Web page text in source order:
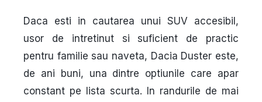
Daca esti in cautarea unui SUV accesibil,
usor de intretinut si suficient de practic
pentru familie sau naveta, Dacia Duster este,
de ani buni, una dintre optiunile care apar
constant pe lista scurta. In randurile de mai